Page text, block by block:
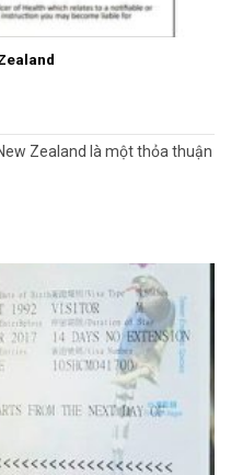
Zealand là một thỏa thuận